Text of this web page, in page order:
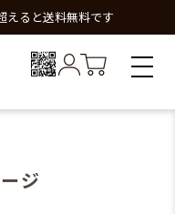
えると送料無料です
ジ